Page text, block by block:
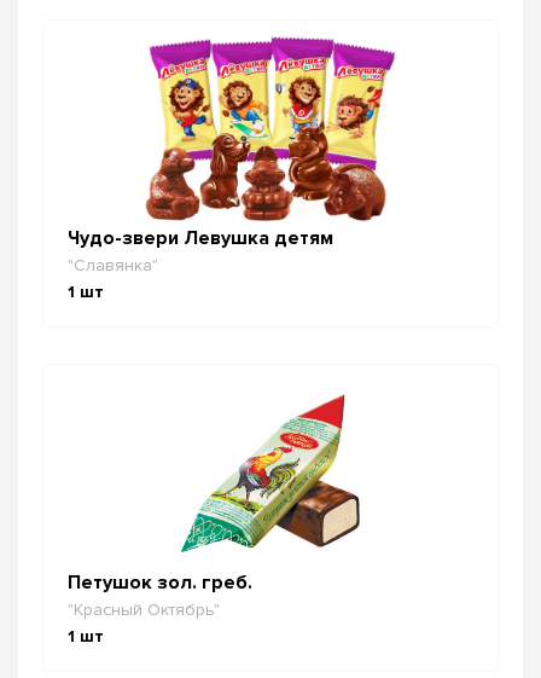
Чудо-звери Левушка детям
"Славянка"
1 шт
Петушок зол. греб.
"Красный Октябрь"
1 шт